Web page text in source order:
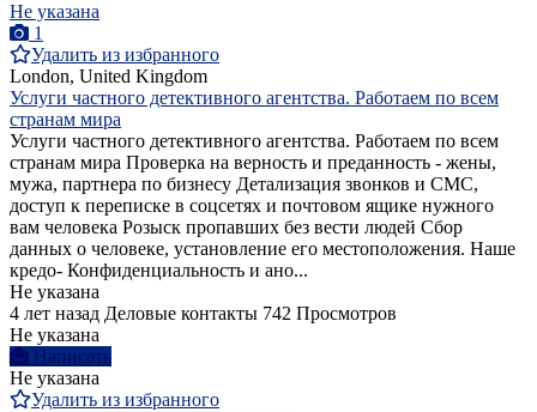
Не указана
1
Удалить из избранного
London, United Kingdom
Услуги частного детективного агентства. Работаем по всем
странам мира
Услуги частного детективного агентства. Работаем по всем
странам мира Проверка на верность и преданность - жены,
мужа, партнера по бизнесу Детализация звонков и СМС,
доступ к переписке в соцсетях и почтовом ящике нужного
вам человека Розыск пропавших без вести людей Сбор
данных о человеке, установление его местоположения. Наше
кредо- Конфиденциальность и ано...
Не указана
4 лет назад Деловые контакты 742 Просмотров
Не указана
Написать
Не указана
Удалить из избранного